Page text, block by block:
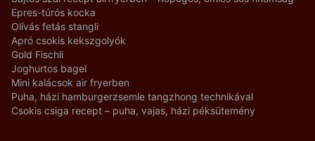
Epres-túrós kocka
Olívás fetás stangli
Apró csokis kekszgolyók
Gold Fischli
Joghurtos bagel
Mini kalácsok air fryerben
Puha, házi hamburgerzsemle tangzhong technikával
Csokis csiga recept – puha, vajas, házi péksütemény